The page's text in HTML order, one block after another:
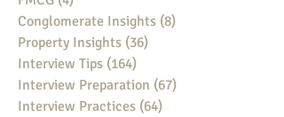
Conglomerate Insights (8)
Property Insights (36)
Interview Tips (164)
Interview Preparation (67)
Interview Practices (64)